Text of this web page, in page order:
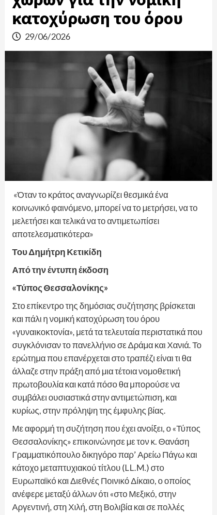
κατοχύρωση του όρου
29/06/2026
«Όταν το κράτος αναγνωρίζει θεσμικά ένα
κοινωνικό φαινόμενο, μπορεί να το μετρήσει, να το
μελετήσει και τελικά να το αντιμετωπίσει
αποτελεσματικότερα»
Του Δημήτρη Κετικίδη
Από την έντυπη έκδοση
«Τύπος Θεσσαλονίκης»
Στο επίκεντρο της δημόσιας συζήτησης βρίσκεται
και πάλι η νομική κατοχύρωση του όρου
«γυναικοκτονία», μετά τα τελευταία περιστατικά που
συγκλόνισαν το πανελλήνιο σε Δράμα και Χανιά. Το
ερώτημα που επανέρχεται στο τραπέζι είναι τι θα
άλλαζε στην πράξη από μια τέτοια νομοθετική
πρωτοβουλία και κατά πόσο θα μπορούσε να
συμβάλει ουσιαστικά στην αντιμετώπιση, και
κυρίως, στην πρόληψη της έμφυλης βίας.
Με αφορμή τη συζήτηση που έχει ανοίξει, ο «Τύπος
Θεσσαλονίκης» επικοινώνησε με τον κ. Θανάση
Γραμματικόπουλο δικηγόρο παρ’ Αρείω Πάγω και
κάτοχο μεταπτυχιακού τίτλου (LL.M.) στο
Ευρωπαϊκό και Διεθνές Ποινικό Δίκαιο, ο οποίος
ανέφερε μεταξύ άλλων ότι «στο Μεξικό, στην
Αργεντινή, στη Χιλή, στη Βολιβία και σε πολλές